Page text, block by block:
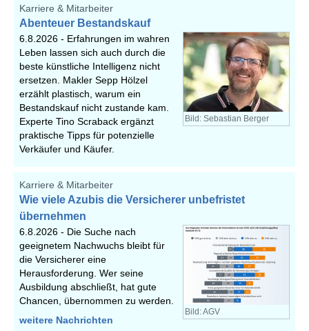
Karriere & Mitarbeiter
Abenteuer Bestandskauf
Bild: Sebastian Berger
6.8.2026 - Erfahrungen im wahren
Leben lassen sich auch durch die
beste künstliche Intelligenz nicht
ersetzen. Makler Sepp Hölzel
erzählt plastisch, warum ein
Bestandskauf nicht zustande kam.
Experte Tino Scraback ergänzt
praktische Tipps für potenzielle
Verkäufer und Käufer.
Karriere & Mitarbeiter
Wie viele Azubis die Versicherer unbefristet
übernehmen
Bild: AGV
6.8.2026 - Die Suche nach
geeignetem Nachwuchs bleibt für
die Versicherer eine
Herausforderung. Wer seine
Ausbildung abschließt, hat gute
Chancen, übernommen zu werden.
weitere Nachrichten